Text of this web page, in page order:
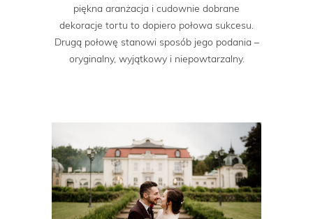
piękna aranżacja i cudownie dobrane
dekoracje tortu to dopiero połowa sukcesu.
Drugą połowę stanowi sposób jego podania –
oryginalny, wyjątkowy i niepowtarzalny.